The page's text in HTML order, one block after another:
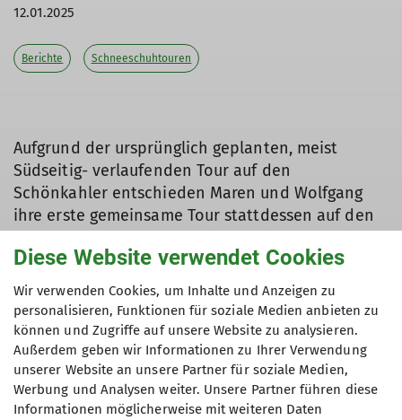
12.01.2025
Berichte Schneeschuhtouren
Aufgrund der ursprünglich geplanten, meist
Südseitig- verlaufenden Tour auf den
Schönkahler entschieden Maren und Wolfgang
ihre erste gemeinsame Tour stattdessen auf den
einfache, aber lange Tour, führt vom Ostertaler
Parkplatz (996m) relativ schneesicher zuerst
nordseitig bis zur Oberalpe (1.380m) und dann
ostseitig steiler bis zum Großen Ochsenkopf
(1.662m). Trotz der eher verhaltenen
Wettervorhersage starteten wir am Sonntag mit
insgesamt 14 Teilnehmern unsere Tour. Es zeigte
Diese Website verwendet Cookies
Wir verwenden Cookies, um Inhalte und Anzeigen zu
personalisieren, Funktionen für soziale Medien anbieten zu
können und Zugriffe auf unsere Website zu analysieren.
Außerdem geben wir Informationen zu Ihrer Verwendung
unserer Website an unsere Partner für soziale Medien,
Werbung und Analysen weiter. Unsere Partner führen diese
Informationen möglicherweise mit weiteren Daten